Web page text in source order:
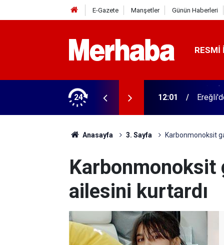
E-Gazete Manşetler Günün Haberleri
RESMI
24 12:01
Anasayfa 3. Sayfa Karbonmonoksit
Karbonmonoksit
ailesini kurtardı